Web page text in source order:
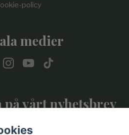
policy
medier
vårt nyhetsbrev